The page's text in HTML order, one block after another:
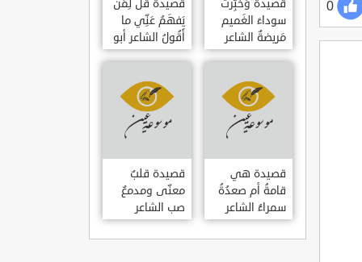
0
قصيدة وَخُبِّرتُ
سوداءَ الغَميم
مَريضةٌ الشاعر
العوام بن عقبة
قصيدة قُل لِمَن
يَفهَمُ عَنِّي ما
أَقُولُ الشاعر أبو
حامد الغزالي
قصيدة هي
قامةُ أم صعدُةُ
سمراءُ الشاعر
سيف الدين
المشد
قصيدة قلبٌ
معنّى ومدمعٌ
صب الشاعر
سيف الدين
المشد